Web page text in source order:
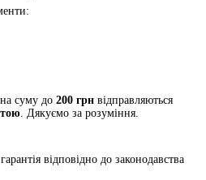
суму до 200 грн відправляються
. Дякуємо за розуміння.
відповідно до законодавства